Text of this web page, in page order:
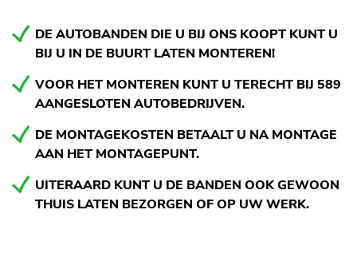
DE AUTOBANDEN DIE U BIJ ONS KOOPT KUNT U
BIJ U IN DE BUURT LATEN MONTEREN!
VOOR HET MONTEREN KUNT U TERECHT BIJ 589
AANGESLOTEN AUTOBEDRIJVEN.
DE MONTAGEKOSTEN BETAALT U NA MONTAGE
AAN HET MONTAGEPUNT.
UITERAARD KUNT U DE BANDEN OOK GEWOON
THUIS LATEN BEZORGEN OF OP UW WERK.